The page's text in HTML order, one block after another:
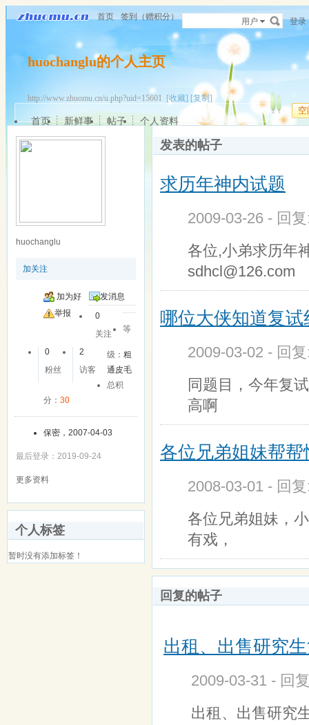
首页 签到（赠积分） 用户 登录
huochanglu的个人主页
http://www.zhuomu.cn/u.php?uid=15601 [收藏] [复制]
空
首页 新鲜事 帖子 个人资料
huochanglu
加关注
加为好
友
发消息
举报
0
关注
0
粉丝
2
访客
等
级：粗
通皮毛
总积
分： 30
保密，2007-04-03
最后登录：2019-09-24
更多资料
个人标签
暂时没有添加标签！
发表的帖子
求历年神内试题
2009-03-26 - 回
各位,小弟求历年
sdhcl@126.com
哪位大侠知道复试
2009-03-02 - 回
同题目，今年复
高啊
各位兄弟姐妹帮帮
2008-03-01 - 回
各位兄弟姐妹，
有戏，
回复的帖子
出租、出售研究
2009-03-31 - 回
出租、出售研究